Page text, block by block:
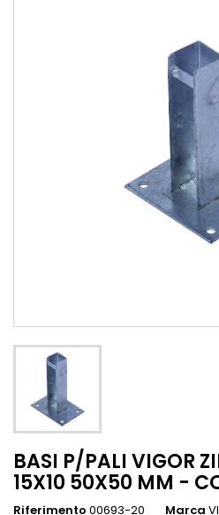
BASI P/PALI VIGOR
15X10 50X50 MM -
Riferimento 00693-20 Marca